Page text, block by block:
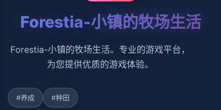
Forestia-小镇的牧场生活
Forestia-小镇的牧场生活。专业的游戏平台，
为您提供优质的游戏体验。
#养成 #种田